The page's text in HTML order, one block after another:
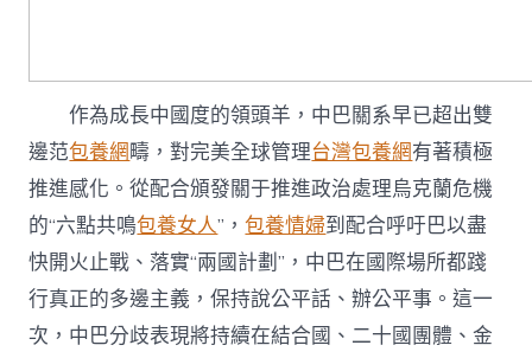
作為成長中國度的領頭羊，中巴關系早已超出雙
邊范包養網疇，對完美全球管理台灣包養網有著積極
推進感化。從配合頒發關于推進政治處理烏克蘭危機
的“六點共鳴包養女人”，包養情婦到配合呼吁巴以盡
快開火止戰、落實“兩國計劃”，中巴在國際場所都踐
行真正的多邊主義，保持說公平話、辦公平事。這一
次，中巴分歧表現將持續在結合國、二十國團體、金